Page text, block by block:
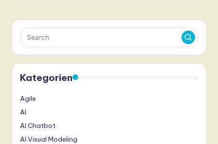
Kategorien
Agile
AI
AI Chatbot
AI Visual Modeling